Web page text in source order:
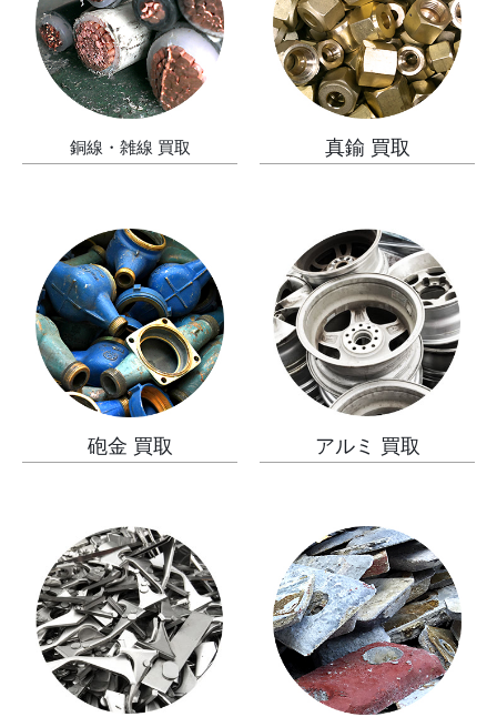
銅線・雑線 買取 真鍮 買取
砲金 買取 アルミ 買取